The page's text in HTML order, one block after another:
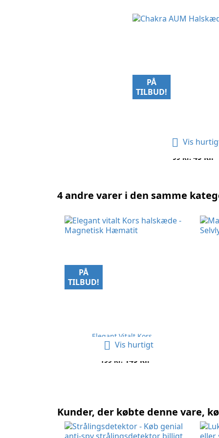
Chakra AUM Halskæde
Normalpris
99 kr. Pris
49 kr.
PÅ
TILBUD!
 Vis
4 andre varer i den samme
Elegant Vitalt Kors...
Normalpris
199 kr. Pris
149 kr.
PÅ
TILBUD!
 Vis hurtigt
Kunder, der købte denne vare,